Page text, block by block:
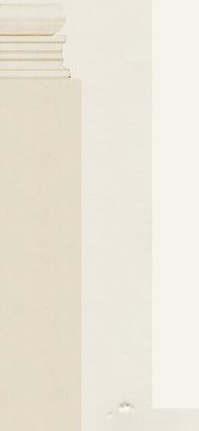
сезон!